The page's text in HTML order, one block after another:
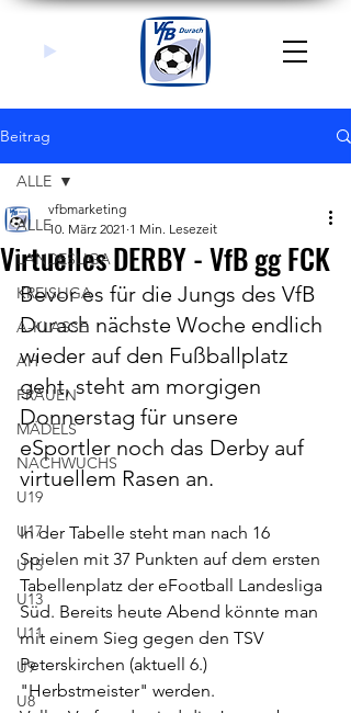
Beitrag
ALLE
LANDESLIGA
KREISLIGA
A-KLASSE
AH
FRAUEN
MÄDELS
NACHWUCHS
U19
U17
U15
U13
U11
U9
U8
ALLE
Virtuelles DERBY - VfB gg FCK
vfbmarketing
10. März 2021 1 Min. Lesezeit
Bevor es für die Jungs des VfB
Durach nächste Woche endlich
wieder auf den Fußballplatz
geht, steht am morgigen
Donnerstag für unsere
eSportler noch das Derby auf
virtuellem Rasen an.
In der Tabelle steht man nach 16
Spielen mit 37 Punkten auf dem ersten
Tabellenplatz der eFootball Landesliga
Süd. Bereits heute Abend könnte man
mit einem Sieg gegen den TSV
Peterskirchen (aktuell 6.)
"Herbstmeister" werden.